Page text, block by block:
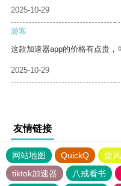
2025-10-29
游客
这款加速器app的价格有点贵，
2025-10-29
友情链接
网站地图 QuickQ 旋
tiktok加速器
八戒看书